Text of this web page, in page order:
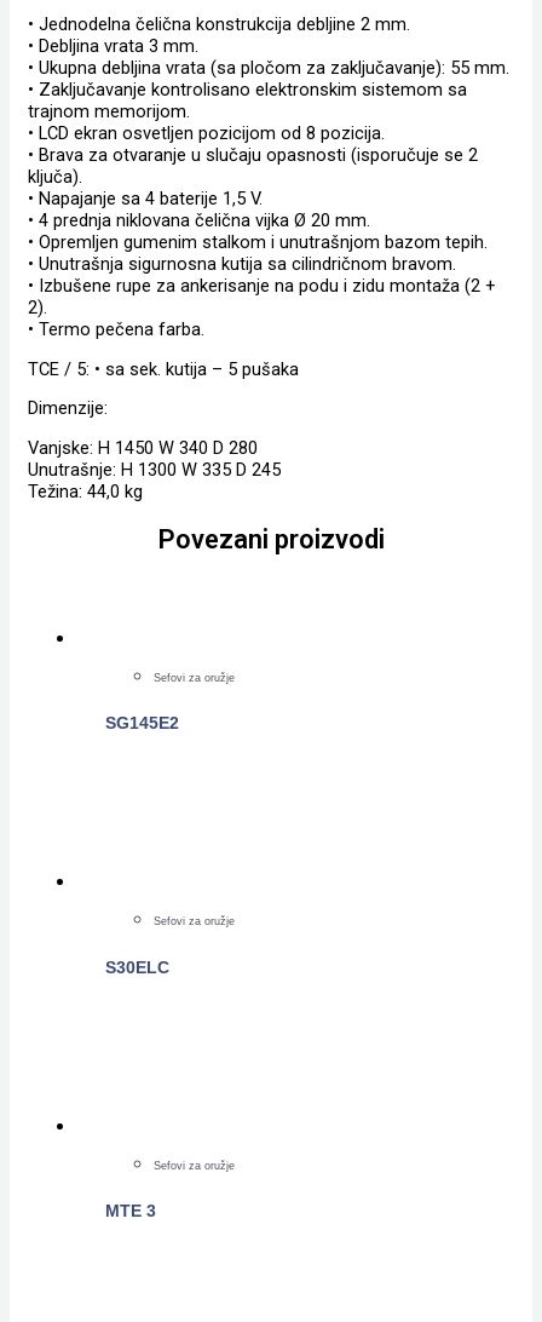
• Jednodelna čelična konstrukcija debljine 2 mm.
• Debljina vrata 3 mm.
• Ukupna debljina vrata (sa pločom za zaključavanje): 55 mm.
• Zaključavanje kontrolisano elektronskim sistemom sa
trajnom memorijom.
• LCD ekran osvetljen pozicijom od 8 pozicija.
• Brava za otvaranje u slučaju opasnosti (isporučuje se 2
ključa).
• Napajanje sa 4 baterije 1,5 V.
• 4 prednja niklovana čelična vijka Ø 20 mm.
• Opremljen gumenim stalkom i unutrašnjom bazom tepih.
• Unutrašnja sigurnosna kutija sa cilindričnom bravom.
• Izbušene rupe za ankerisanje na podu i zidu montaža (2 +
2).
• Termo pečena farba.
TCE / 5: • sa sek. kutija – 5 pušaka
Dimenzije:
Vanjske: H 1450 W 340 D 280
Unutrašnje: H 1300 W 335 D 245
Težina: 44,0 kg
Povezani proizvodi
Sefovi za oružje
SG145E2
Sefovi za oružje
S30ELC
Sefovi za oružje
MTE 3